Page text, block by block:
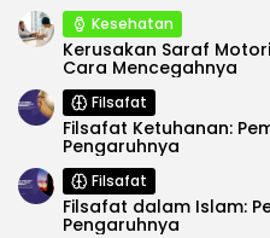
Kesehatan
Kerusakan Saraf
Cara Mencegahnya
Filsafat
Filsafat Ketuhanan:
Pengaruhnya
Filsafat
Filsafat dalam Islam:
Pengaruhnya